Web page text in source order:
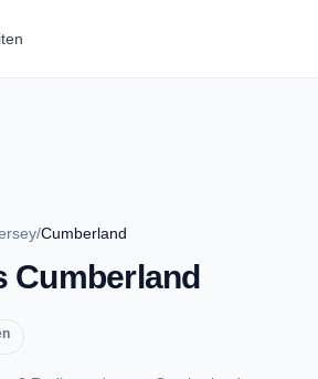
/Cumberland
Cumberland